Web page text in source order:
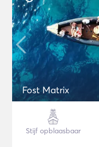
Fost Matrix
Stijf opblaasbaar